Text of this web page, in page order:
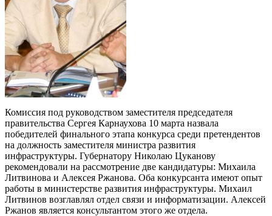
Комиссия под руководством заместителя председателя
правительства Сергея Карнаухова 10 марта назвала
победителей финального этапа конкурса среди претендентов
на должность заместителя министра развития
инфраструктуры. Губернатору Николаю Цуканову
рекомендовали на рассмотрение две кандидатуры: Михаила
Литвинова и Алексея Ржанова. Оба конкурсанта имеют опыт
работы в министерстве развития инфраструктуры. Михаил
Литвинов возглавлял отдел связи и информатизации. Алексей
Ржанов является консультантом этого же отдела.